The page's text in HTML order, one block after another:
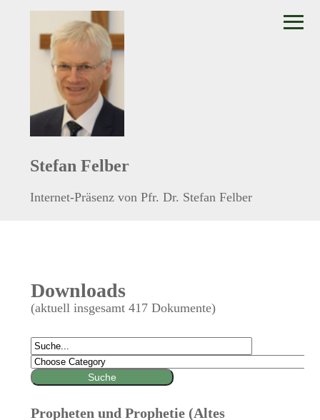
Stefan Felber
Internet-Präsenz von Pfr. Dr. Stefan Felber
Downloads
(aktuell insgesamt 417 Dokumente)
Propheten und Prophetie (Altes
≡